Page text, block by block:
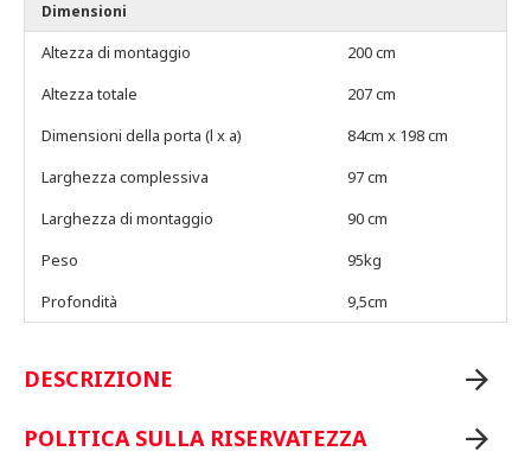
Dimensioni
Altezza di montaggio
200 cm
Altezza totale
207 cm
Dimensioni della porta (l x a)
84cm x 198 cm
Larghezza complessiva
97 cm
Larghezza di montaggio
90 cm
Peso
95kg
Profondità
9,5cm
DESCRIZIONE
POLITICA SULLA RISERVATEZZA